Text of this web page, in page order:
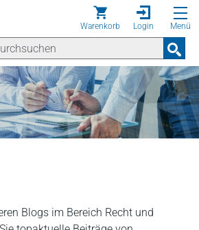
Warenkorb Login Menü
Blogs im Bereich Recht und